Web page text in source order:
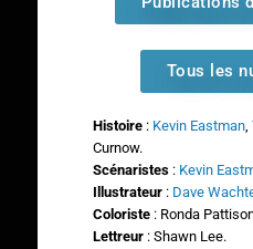
Tous les
Histoire : Kevin Eastman,
Curnow.
Scénaristes : Kevin
Illustrateur : Dave
Coloriste: Ronda
Lettreur : Shawn Lee.